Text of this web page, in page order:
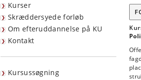
Kurser
Skræddersyede forløb
Om efteruddannelse på KU
Kontakt
Kursussøgning